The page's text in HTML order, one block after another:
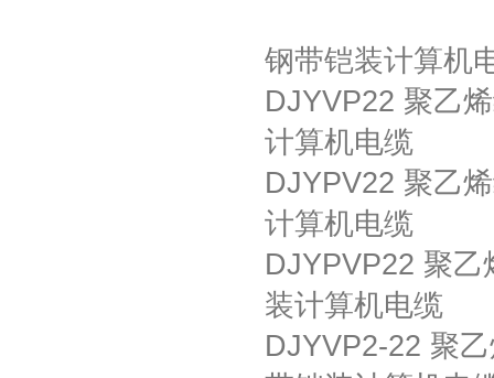
钢带铠装计算机
DJYVP22 聚乙
计算机电缆
DJYPV22 聚乙
计算机电缆
DJYPVP22 聚
装计算机电缆
DJYVP2-22 聚